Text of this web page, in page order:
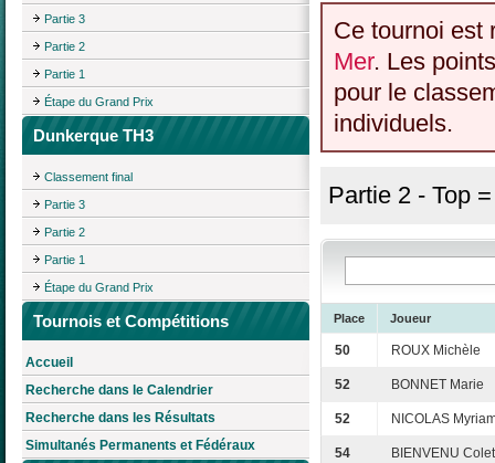
Partie 3
Partie 2
Partie 1
Étape du Grand Prix
Dunkerque TH3
Classement final
Partie 3
Partie 2
Partie 1
Étape du Grand Prix
Tournois et Compétitions
Accueil
Recherche dans le Calendrier
Recherche dans les Résultats
Simultanés Permanents et Fédéraux
Ce tournoi est
Mer. Les
pour le
individuels.
Partie 2 - Top
Place Joueur
50 ROUX Michèle
52 BONNET Marie
52 NICOLAS
54 BIENVENU